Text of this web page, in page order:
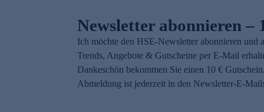
Newsletter abonnieren –
Ich möchte den HSE-Newsletter abonnieren und
Trends, Angebote & Gutscheine per E-Mail
Dankeschön bekommen Sie einen 10 €
Abmeldung ist jederzeit in den Newsletter-E-